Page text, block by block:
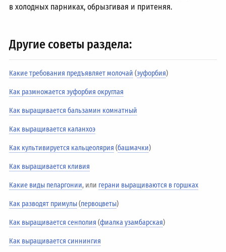
в холодных парниках, обрызгивая и притеняя.
Другие советы раздела:
Какие требования предъявляет молочай (эуфорбия)
Как размножается эуфорбия округлая
Как выращивается бальзамин комнатный
Как выращивается каланхоэ
Как культивируется кальцеолярия (башмачки)
Как выращивается кливия
Какие виды пеларгонии, или герани выращиваются в горшках
Как разводят примулы(первоцветы)
Как выращивается сенполия (фиалка узамбарская)
Как выращивается синнингия